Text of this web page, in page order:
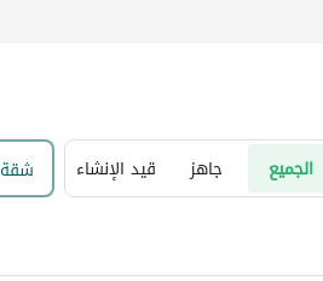
الجميع جاهز قيد الإنشاء شقة